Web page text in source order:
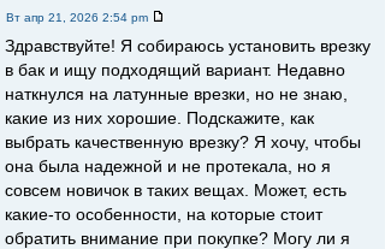
Вт апр 21, 2026 2:54 pm
Здравствуйте! Я собираюсь установить врезку
в бак и ищу подходящий вариант. Недавно
наткнулся на латунные врезки, но не знаю,
какие из них хорошие. Подскажите, как
выбрать качественную врезку? Я хочу, чтобы
она была надежной и не протекала, но я
совсем новичок в таких вещах. Может, есть
какие-то особенности, на которые стоит
обратить внимание при покупке? Могу ли я